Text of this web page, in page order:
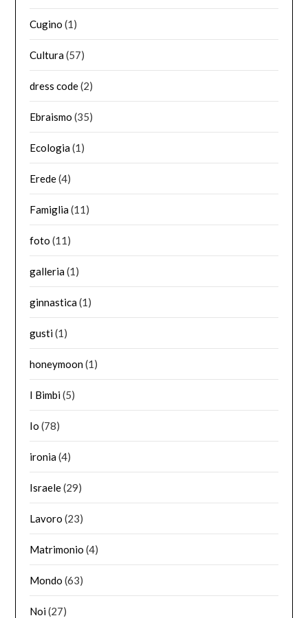
Cugino (1)
Cultura(57)
dress code(2)
Ebraismo (35)
Ecologia(1)
Erede(4)
Famiglia(11)
foto (11)
galleria(1)
ginnastica(1)
gusti(1)
honeymoon(1)
I Bimbi(5)
Io (78)
ironia(4)
Israele(29)
Lavoro (23)
Matrimonio (4)
Mondo (63)
Noi(27)